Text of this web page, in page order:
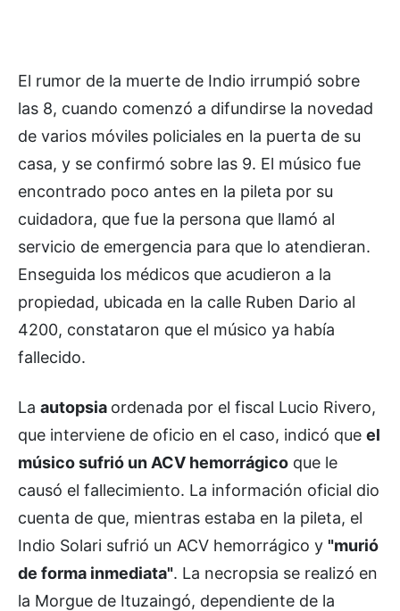
El rumor de la muerte de Indio irrumpió sobre
las 8, cuando comenzó a difundirse la novedad
de varios móviles policiales en la puerta de su
casa, y se confirmó sobre las 9. El músico fue
encontrado poco antes en la pileta por su
cuidadora, que fue la persona que llamó al
servicio de emergencia para que lo atendieran.
Enseguida los médicos que acudieron a la
propiedad, ubicada en la calle Ruben Dario al
4200, constataron que el músico ya había
fallecido.
La autopsia ordenada por el fiscal Lucio Rivero,
que interviene de oficio en el caso, indicó que el
músico sufrió un ACV hemorrágico que le
causó el fallecimiento. La información oficial dio
cuenta de que, mientras estaba en la pileta, el
Indio Solari sufrió un ACV hemorrágico y "murió
de forma inmediata". La necropsia se realizó en
la Morgue de Ituzaingó, dependiente de la